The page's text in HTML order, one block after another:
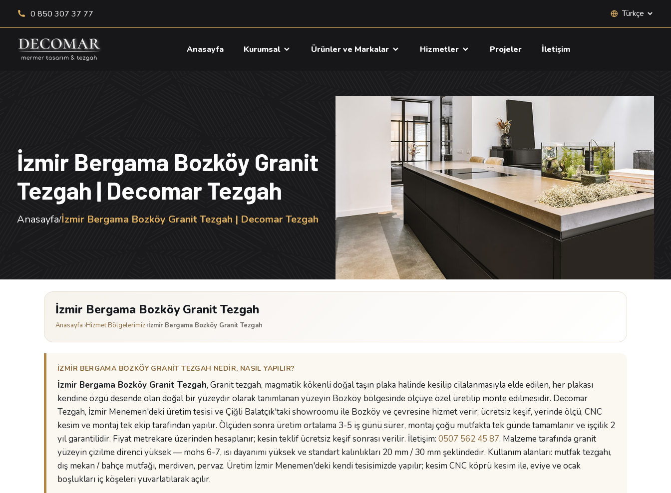
0 850 307 37 77 Site dili seçimi
Anasayfa Kurumsal Ürünler ve Markalar Hizmetler Projeler İletişim
İzmir Bergama Bozköy Granit
Tezgah | Decomar Tezgah
Anasayfa/İzmir Bergama Bozköy Granit Tezgah | Decomar Tezgah
İzmir Bergama Bozköy Granit Tezgah
Anasayfa ›Hizmet Bölgelerimiz›İzmir Bergama Bozköy Granit Tezgah
İZMIR BERGAMA BOZKÖY GRANIT TEZGAH NEDIR, NASIL YAPILIR?
İzmir Bergama Bozköy Granit Tezgah, Granit tezgah, magmatik kökenli doğal taşın plaka halinde kesilip cilalanmasıyla elde edilen, her plakası
kendine özgü desende olan doğal bir yüzeydir olarak tanımlanan yüzeyin Bozköy bölgesinde ölçüye özel üretilip monte edilmesidir. Decomar
Tezgah, İzmir Menemen'deki üretim tesisi ve Çiğli Balatçık'taki showroomu ile Bozköy ve çevresine hizmet verir; ücretsiz keşif, yerinde ölçü, CNC
kesim ve montaj tek ekip tarafından yapılır. Ölçüden sonra üretim ortalama 3-5 iş günü sürer, montaj çoğu mutfakta tek günde tamamlanır ve işçilik 2
yıl garantilidir. Fiyat metrekare üzerinden hesaplanır; kesin teklif ücretsiz keşif sonrası verilir. İletişim: 0507 562 45 87. Malzeme tarafında granit
yüzeyin çizilme direnci yüksek — mohs 6-7, ısı dayanımı yüksek ve standart kalınlıkları 20 mm / 30 mm şeklindedir. Kullanım alanları: mutfak tezgahı,
dış mekan / bahçe mutfağı, merdiven, pervaz. Üretim İzmir Menemen'deki kendi tesisimizde yapılır; kesim CNC köprü kesim ile, eviye ve ocak
boşlukları iç köşeleri yuvarlatılarak açılır.